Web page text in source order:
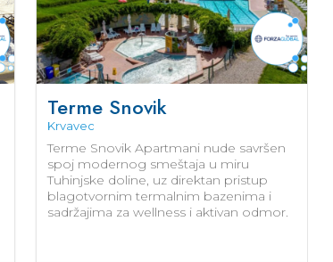
Terme Snovik
Krvavec
Terme Snovik Apartmani nude savršen
spoj modernog smeštaja u miru
Tuhinjske doline, uz direktan pristup
blagotvornim termalnim bazenima i
sadržajima za wellness i aktivan odmor.